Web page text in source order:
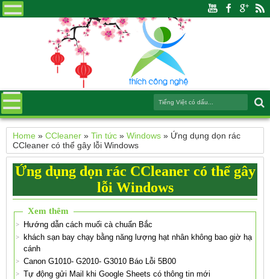
Home »CCleaner »Tin tức »Windows » Ứng dụng dọn rác
CCleaner có thể gây lỗi Windows
Ứng dụng dọn rác CCleaner có thể gây
lỗi Windows
Xem thêm
Hướng dẫn cách muối cà chuẩn Bắc
khách sạn bay chạy bằng năng lượng hạt nhân không bao giờ hạ
cánh
Canon G1010- G2010- G3010 Báo Lỗi 5B00
Tự động gửi Mail khi Google Sheets có thông tin mới